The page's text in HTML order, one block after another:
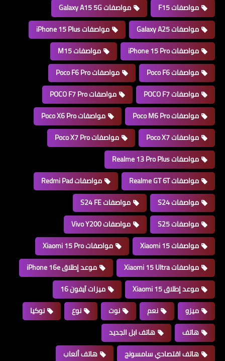
مواصفات F15
مواصفات Galaxy A15 5G
مواصفات Galaxy A25
مواصفات iPhone 15 Plus
مواصفات iPhone 15 Pro
مواصفات M15
مواصفات Poco F6
مواصفات Poco F6 Pro
مواصفات POCO F7
مواصفات POCO F7 Pro
مواصفات Poco M6 Pro
مواصفات Poco X6 Pro
مواصفات Poco X7
مواصفات Poco X7 Pro
مواصفات Realme 13 Pro Plus
مواصفات Realme GT 6T
مواصفات Redmi Pad
مواصفات S24
مواصفات S24 FE
مواصفات S25
مواصفات Vivo Y200
مواصفات Xiaomi 15
مواصفات Xiaomi 15 Pro
مواصفات Xiaomi 15 Ultra
موعد إطلاق iPhone 16e
موعد إطلاق Xiaomi 15
ميزات آيفون 16
ميزو
نعم نوت نوع
نوكيا
هاتف
هاتف ابل الجديد
هاتف اقتصادي سامسونج
هاتف ألعاب